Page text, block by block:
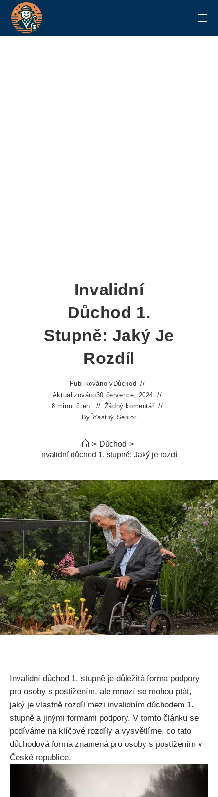
Invalidní
Důchod 1.
Stupně: Jaký Je
Rozdíl
Publikováno v Důchod
Aktualizováno30 července, 2024
8 minut čtení
Žádný komentář
ByŠťastný Senior
> Důchod >
Invalidní důchod 1. stupně: Jaký je rozdíl
Invalidní důchod 1. stupně je důležitá forma podpory
pro osoby s postižením, ale mnozí se mohou ptát,
jaký je vlastně rozdíl mezi invalidním důchodem 1.
stupně a jinými formami podpory. V tomto článku se
podíváme na klíčové rozdíly a vysvětlíme, co tato
důchodová forma znamená pro osoby s postižením v
České republice.